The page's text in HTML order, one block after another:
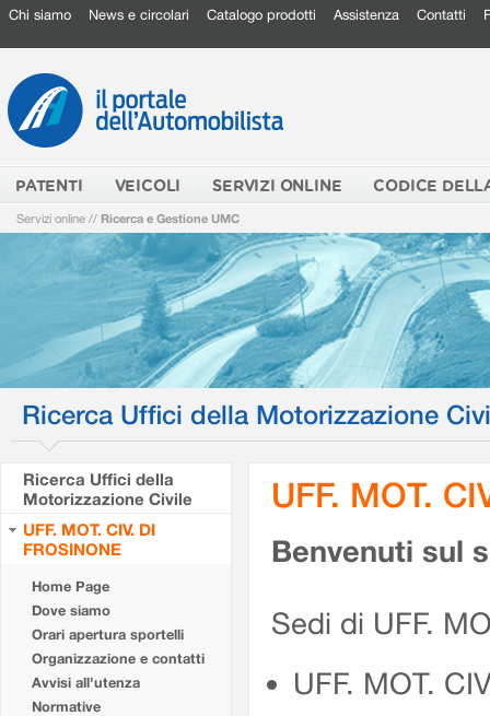
Chi siamo News e circolari Catalogo prodotti Assistenza Contatti
PATENTI VEICOLI SERVIZI ONLINE CODICE
Servizi online // Ricerca e Gestione UMC
Ricerca Uffici della Motorizzazione
Ricerca Uffici della
Motorizzazione Civile
UFF. MOT. CIV. DI
FROSINONE
Home Page
Dove siamo
Orari apertura sportelli
Organizzazione e contatti
Avvisi all'utenza
Normative
UFF. MOT.
Benvenuti sul
Sedi di UFF.
UFF. MOT.